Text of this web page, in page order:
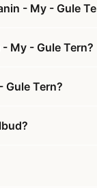
- My - Gule
My - Gule Tern?
Gule Tern?